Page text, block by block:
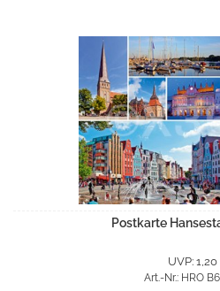
Postkarte
UVP:
Art.-Nr.: HRO